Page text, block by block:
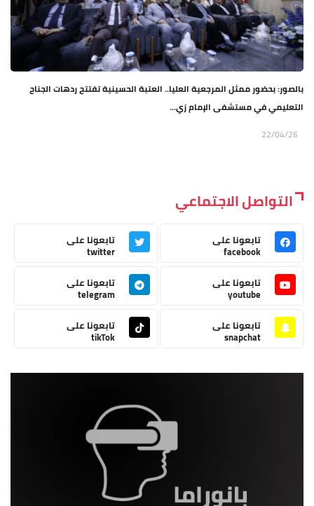
بالصور: بحضور ممثل المرجعية العليا.. العتبة الحسينية تفتتح ردهات الجناح
التعليمي في مستشفى الإمام زي...
22/04/26
التواصل الاجتماعي
تابعونا على
facebook
تابعونا على
twitter
تابعونا على
youtube
تابعونا على
telegram
تابعونا على
snapchat
تابعونا على
tikTok